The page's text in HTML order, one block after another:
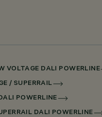
VOLTAGE DALI POWERLINE
/ SUPERRAIL
POWERLINE
DALI POWERLINE